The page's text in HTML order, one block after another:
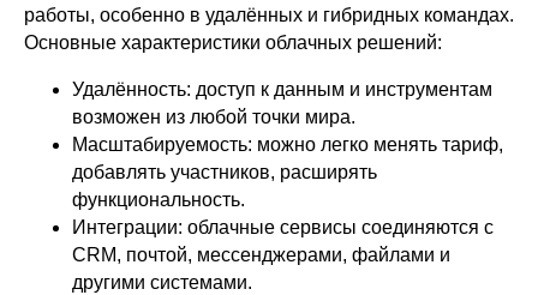
работы, особенно в удалённых и гибридных командах.
Основные характеристики облачных решений:
Удалённость: доступ к данным и инструментам
возможен из любой точки мира.
Масштабируемость: можно легко менять тариф,
добавлять участников, расширять
функциональность.
Интеграции: облачные сервисы соединяются с
CRM, почтой, мессенджерами, файлами и
другими системами.